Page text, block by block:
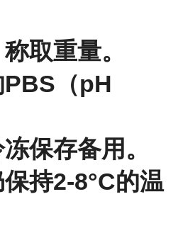
取重量。
（pH
保存备用。
持2-8°C的温